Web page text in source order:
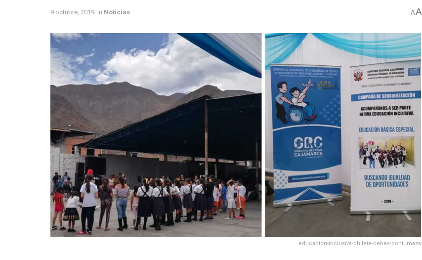
9 octubre, 2019 in Noticias AA
educacion-inclusiva-chilete-cebes-contumaza